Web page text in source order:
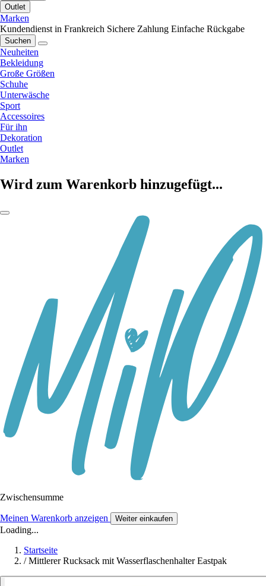
Outlet
Marken
Kundendienst in Frankreich Sichere Zahlung Einfache Rückgabe
Suchen
Neuheiten
Bekleidung
Große Größen
Schuhe
Unterwäsche
Sport
Accessoires
Für ihn
Dekoration
Outlet
Marken
Wird zum Warenkorb hinzugefügt...
Zwischensumme
Meinen Warenkorb anzeigen Weiter einkaufen
Loading...
Startseite
/ Mittlerer Rucksack mit Wasserflaschenhalter Eastpak